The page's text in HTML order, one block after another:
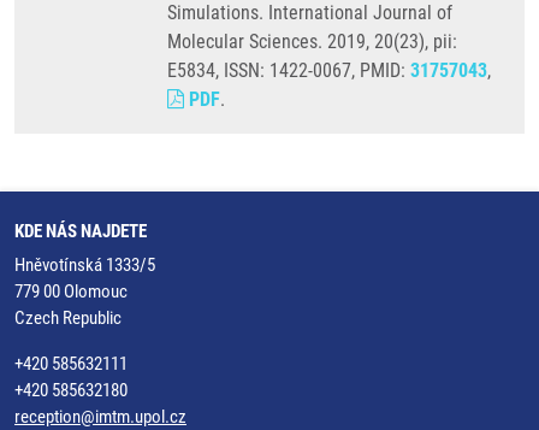
Simulations. International Journal of
Molecular Sciences. 2019, 20(23), pii:
E5834, ISSN: 1422-0067, PMID: 31757043,
PDF.
KDE NÁS NAJDETE
Hněvotínská 1333/5
779 00 Olomouc
Czech Republic
+420 585632111
+420 585632180
reception@imtm.upol.cz